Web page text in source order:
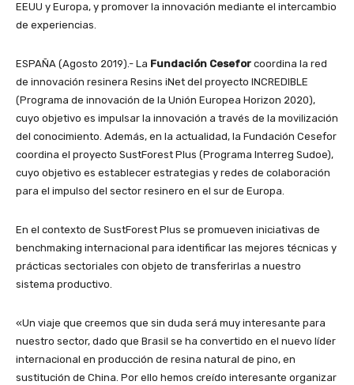
EEUU y Europa, y promover la innovación mediante el intercambio
de experiencias.
ESPAÑA (Agosto 2019).- La Fundación Cesefor coordina la red
de innovación resinera Resins iNet del proyecto INCREDIBLE
(Programa de innovación de la Unión Europea Horizon 2020),
cuyo objetivo es impulsar la innovación a través de la movilización
del conocimiento. Además, en la actualidad, la Fundación Cesefor
coordina el proyecto SustForest Plus (Programa Interreg Sudoe),
cuyo objetivo es establecer estrategias y redes de colaboración
para el impulso del sector resinero en el sur de Europa.
En el contexto de SustForest Plus se promueven iniciativas de
benchmaking internacional para identificar las mejores técnicas y
prácticas sectoriales con objeto de transferirlas a nuestro
sistema productivo.
«Un viaje que creemos que sin duda será muy interesante para
nuestro sector, dado que Brasil se ha convertido en el nuevo líder
internacional en producción de resina natural de pino, en
sustitución de China. Por ello hemos creído interesante organizar